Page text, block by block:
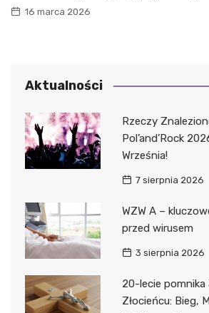
16 marca 2026
Aktualności
Rzeczy
Pol’and’Rock
Września!
7 sierpnia 2026
WZW A –
przed wirusem
3 sierpnia 2026
20-lecie pomnika
Złocieńcu: Bieg,